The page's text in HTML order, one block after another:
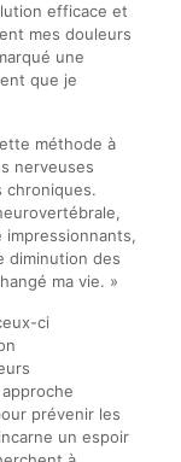
efficace et
mes douleurs
une
que je
méthode à
nerveuses
chroniques.
diminution des
ma vie. »
ci
prévenir les
un espoir